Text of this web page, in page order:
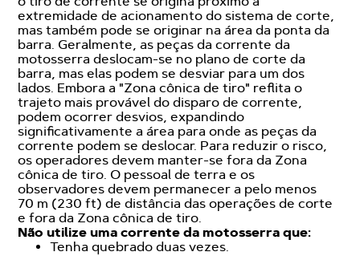
extremidade de acionamento do sistema de corte,
mas também pode se originar na área da ponta da
barra. Geralmente, as peças da corrente da
motosserra deslocam-se no plano de corte da
barra, mas elas podem se desviar para um dos
lados. Embora a "Zona cônica de tiro" reflita o
trajeto mais provável do disparo de corrente,
podem ocorrer desvios, expandindo
significativamente a área para onde as peças da
corrente podem se deslocar. Para reduzir o risco,
os operadores devem manter-se fora da Zona
cônica de tiro. O pessoal de terra e os
observadores devem permanecer a pelo menos
70 m (230 ft) de distância das operações de corte
e fora da Zona cônica de tiro.
Não utilize uma corrente da motosserra que:
Tenha quebrado duas vezes.